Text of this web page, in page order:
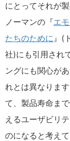
にとってそれが
ノーマンの『エ
たちのために』(
社)にも引用され
ングにも関心が
れとは異なりま
て、製品寿命ま
えるユーザビリ
のになると考えて